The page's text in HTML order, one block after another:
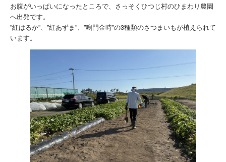
お腹がいっぱいになったところで、さっそくひつじ村のひまわり農園
へ出発です。
”紅はるか”、”紅あずま”、”鳴門金時”の3種類のさつまいもが植えられて
います。